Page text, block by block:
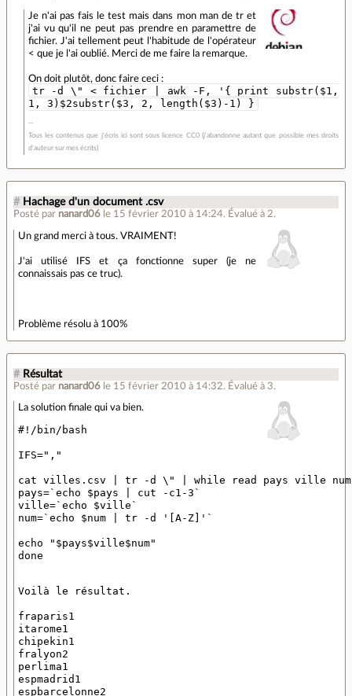
Je n'ai pas fais le test mais dans mon man de tr et
j'ai vu qu'il ne peut pas prendre en paramettre de
fichier. J'ai tellement peut l'habitude de l'opérateur
< que je l'ai oublié. Merci de me faire la remarque.
On doit plutôt, donc faire ceci :
tr -d \" < fichier | awk -F, '{ print substr($1,
1, 3)$2substr($3, 2, length($3)-1) }
Tous les contenus que j'écris ici sont sous licence CC0 (j'abandonne autant que possible mes droits
d'auteur sur mes écrits)
# Hachage d'un document .csv
Posté par nanard06 le 15 février 2010 à 14:24. Évalué à 2.
Un grand merci à tous. VRAIMENT!
J'ai utilisé IFS et ça fonctionne super (je ne
connaissais pas ce truc).
Problème résolu à 100%
# Résultat
Posté par nanard06 le 15 février 2010 à 14:32. Évalué à 3.
La solution finale qui va bien.
#!/bin/bash
IFS=","
cat villes.csv | tr -d \" | while read pays ville
pays=`echo $pays | cut -c1-3`
ville=`echo $ville`
num=`echo $num | tr -d '[A-Z]'`
echo "$pays$ville$num"
Voilà le résultat.
fraparis1
itarome1
chipekin1
fralyon2
perlima1
espmadrid1
espbarcelonne2